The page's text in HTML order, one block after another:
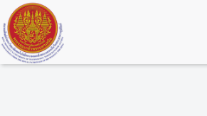
Skip
content